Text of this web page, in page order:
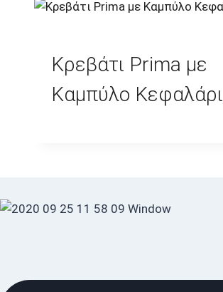
Κρεβάτι Prima με
Καμπύλο Κεφαλάρι